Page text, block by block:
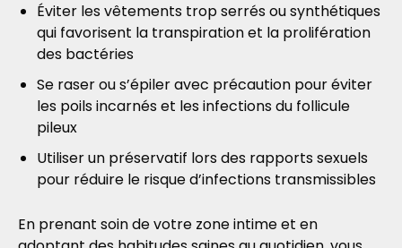
Éviter les vêtements trop serrés ou synthétiques
qui favorisent la transpiration et la prolifération
des bactéries
Se raser ou s’épiler avec précaution pour éviter
les poils incarnés et les infections du follicule
pileux
Utiliser un préservatif lors des rapports sexuels
pour réduire le risque d’infections transmissibles
En prenant soin de votre zone intime et en